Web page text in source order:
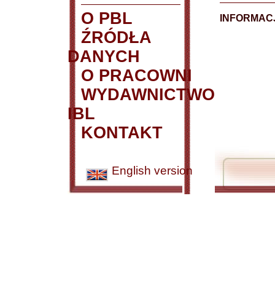
O PBL
ŹRÓDŁA
DANYCH
O PRACOWNI
WYDAWNICTWO
IBL
KONTAKT
English version